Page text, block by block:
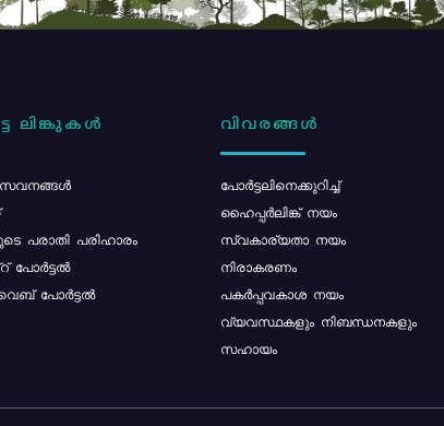
ലിങ്കുകൾ
പരാതി പരിഹാരം
പോർട്ടൽ
പോർട്ടൽ
വിവരങ്ങൾ
പോര്‍ട്ടലിനെക്കുറിച്ച്
ഹൈപ്പർലിങ്ക് നയം
സ്വകാര്യതാ നയം
നിരാകരണം
പകർപ്പവകാശ നയം
വ്യവസ്ഥകളും നിബന്ധനകളും
സഹായം